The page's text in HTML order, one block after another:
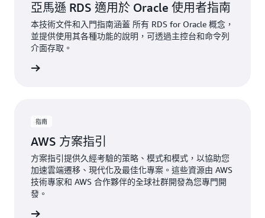
亞馬遜 RDS 適用於 Oracle 使用者指南
本技術文件和入門指南涵蓋 所有 RDS for Oracle 概念，
並提供使用其各種功能的說明，可透過主控台和命令列
介面存取。
指南
AWS 方案指引
方案指引提供久經考驗的策略、模式和模式，以協助您
加速雲端遷移、現代化及最佳化專案。這些資源由 AWS
技術專家和 AWS 合作夥伴的全球社群開發為您專門開
發。